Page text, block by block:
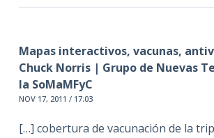
Mapas interactivos, vacunas,
Chuck Norris | Grupo de Nuevas
la SoMaMFyC
NOV 17, 2011 / 17:03
[…] cobertura de vacunación de la